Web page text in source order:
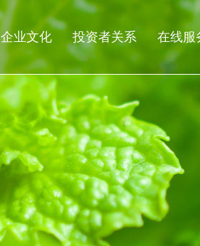
企业文化 投资者关系 在线服